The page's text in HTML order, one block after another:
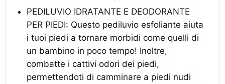
PEDILUVIO IDRATANTE E DEODORANTE
PER PIEDI: Questo pediluvio esfoliante aiuta
i tuoi piedi a tornare morbidi come quelli di
un bambino in poco tempo! Inoltre,
combatte i cattivi odori dei piedi,
permettendoti di camminare a piedi nudi